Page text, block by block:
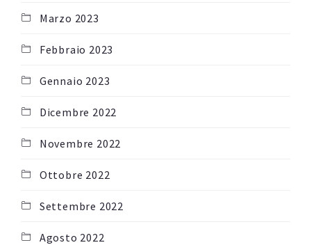
Marzo 2023
Febbraio 2023
Gennaio 2023
Dicembre 2022
Novembre 2022
Ottobre 2022
Settembre 2022
Agosto 2022